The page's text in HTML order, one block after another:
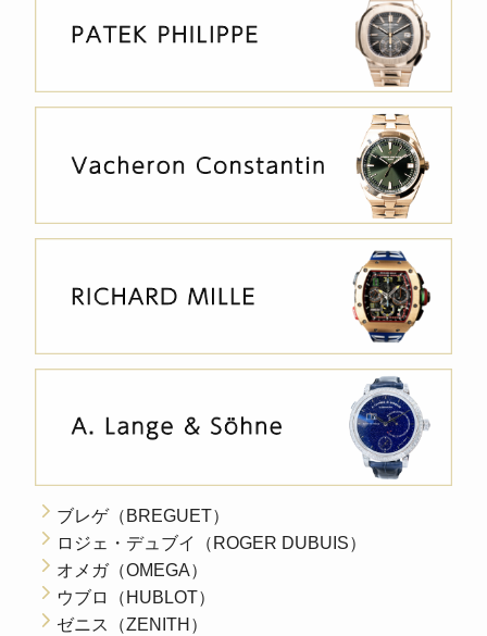
ブレゲ（BREGUET）
ロジェ・デュブイ（ROGER DUBUIS）
オメガ（OMEGA）
ウブロ（HUBLOT）
ゼニス（ZENITH）